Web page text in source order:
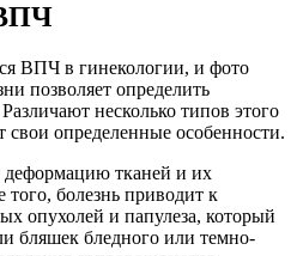
ВПЧ в гинекологии, и фото
позволяет определить
несколько типов этого
свои определенные особенности.
деформацию тканей и их
того, болезнь приводит к
опухолей и папулеза, который
бляшек бледного или темно-